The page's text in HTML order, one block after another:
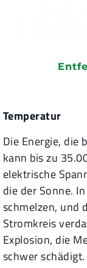
Temperatur
Die Energie, die
kann bis zu
elektrische
die der Sonne.
schmelzen, und
Stromkreis
Explosion, die
schwer schädigt.